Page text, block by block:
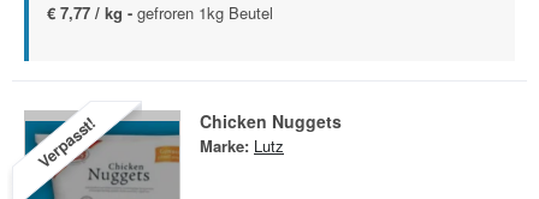
€ 7,77 / kg - gefroren 1kg Beutel
Verpasst! Chicken Nuggets
Marke: Lutz